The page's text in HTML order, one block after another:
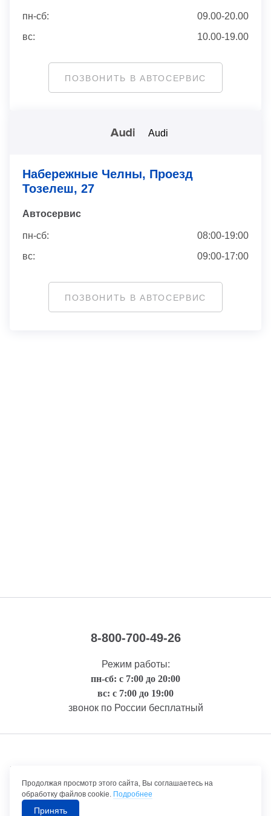
пн-сб:
09.00-20.00
вс:
10.00-19.00
ПОЗВОНИТЬ В АВТОСЕРВИС
Audi
Набережные Челны, Проезд
Тозелеш, 27
Автосервис
пн-сб:
08:00-19:00
вс:
09:00-17:00
ПОЗВОНИТЬ В АВТОСЕРВИС
8-800-700-49-26
Режим работы:
пн-сб: с 7:00 до 20:00
вс: с 7:00 до 19:00
звонок по России бесплатный
Правовая информация
©1992-2026 ТрансТехСервис – продажа и обслуживание автомобилей.
Продолжая просмотр этого сайта, Вы соглашаетесь на
обработку файлов cookie. Подробнее
Принять